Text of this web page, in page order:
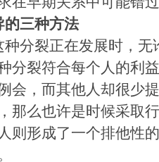
三种方法
分裂正在发展时，
分裂符合每个人的利
会，而其他人却很少
那么也许是时候采取
则形成了一个排他性